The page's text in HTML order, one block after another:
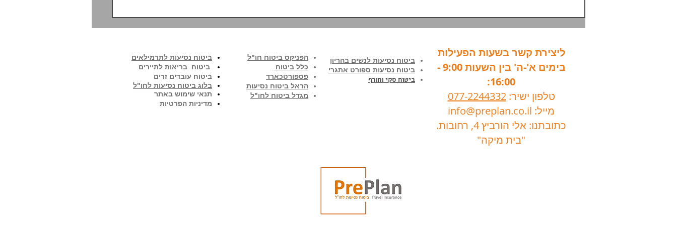
ליצירת קשר בשעות הפעילות
בימים א'-ה' בין השעות 9:00 -
16:00:
טלפון ישיר:077-2244332
מייל: info@preplan.co.il
כתובתנו: אלי הורביץ 4, רחובות.
"בית מיקה"
ביטוח נסיעות לנשים בהריון
ביטוח נסיעות ספורט אתגרי
ביטוח סקי וחורף
הפניקס ביטוח חו"ל
כלל ביטוח
פספורטכארד
הראל ביטוח נסיעות
מגדל ביטוח לחו"ל
ביטוח נסיעות לתרמילאים
ביטוח בריאות לתיירים
ביטוח עובדים זרים
בלוג ביטוח נסיעות לחו"ל
תנאי שימוש באתר
מדיניות הפרטיות